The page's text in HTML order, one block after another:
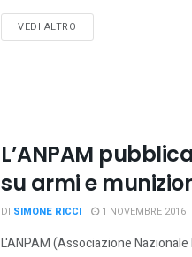
VEDI ALTRO
L’ANPAM
su armi e
DI SIMONE RICCI 1 NOVEMBRE 2016
L'ANPAM (Associazione